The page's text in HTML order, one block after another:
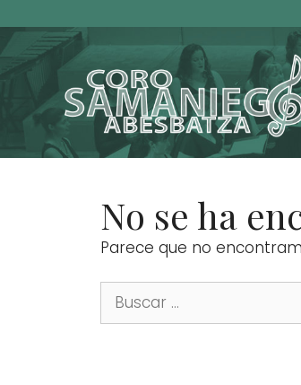
No se ha
Parece que no